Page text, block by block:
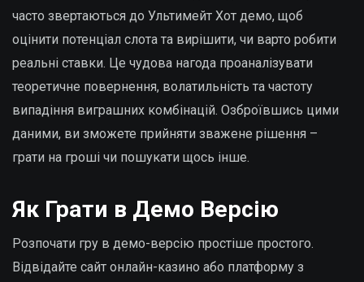
часто звертаються до Ультимейт Хот демо, щоб
оцінити потенціал слота та вирішити, чи варто робити
реальні ставки. Це чудова нагода проаналізувати
теоретичне повернення, волатильність та частоту
випадіння виграшних комбінацій. Озброївшись цими
даними, ви зможете прийняти зважене рішення –
грати на гроші чи пошукати щось інше.
Як Грати в Демо Версію
Розпочати гру в демо-версію простіше простого.
Відвідайте сайт онлайн-казино або платформу з